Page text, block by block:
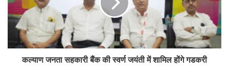
कल्याण जनता सहकारी बैंक की स्वर्ण जयंती में शामिल होंगे गडकरी